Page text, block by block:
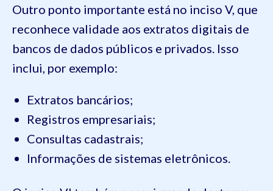
Outro ponto importante está no inciso V, que
reconhece validade aos extratos digitais de
bancos de dados públicos e privados. Isso
inclui, por exemplo:
Extratos bancários;
Registros empresariais;
Consultas cadastrais;
Informações de sistemas eletrônicos.